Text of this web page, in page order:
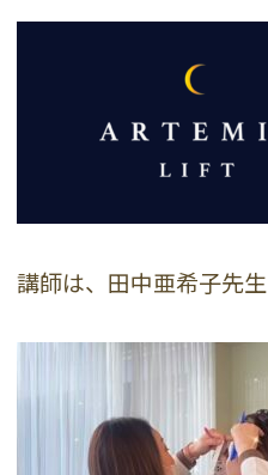
講師は、田中亜希子先生